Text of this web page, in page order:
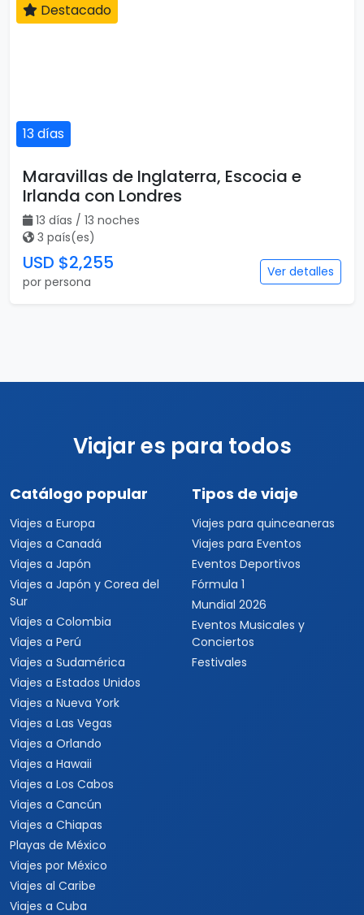
13 días
Destacado
Maravillas de Inglaterra, Escocia e
Irlanda con Londres
13 días / 13 noches
3 país(es)
USD $2,255
por persona
Ver detalles
Viajar es para todos
Catálogo popular
Viajes a Europa
Viajes a Canadá
Viajes a Japón
Viajes a Japón y Corea del
Sur
Viajes a Colombia
Viajes a Perú
Viajes a Sudamérica
Viajes a Estados Unidos
Viajes a Nueva York
Viajes a Las Vegas
Viajes a Orlando
Viajes a Hawaii
Viajes a Los Cabos
Viajes a Cancún
Viajes a Chiapas
Playas de México
Viajes por México
Viajes al Caribe
Viajes a Cuba
Tipos de viaje
Viajes para quinceaneras
Viajes para Eventos
Eventos Deportivos
Fórmula 1
Mundial 2026
Eventos Musicales y
Conciertos
Festivales